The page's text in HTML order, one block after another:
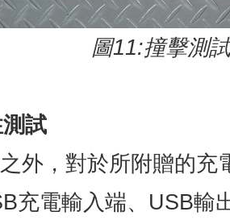
圖11:撞擊測試
試
外，對於所附贈的充
充電輸入端、USB輸